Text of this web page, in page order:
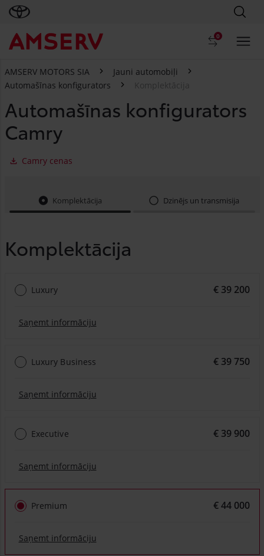
0
AMSERV MOTORS SIA
Jauni automobiļi
Automašīnas konfigurators
Komplektācija
Automašīnas konfigurators
Camry
Camry cenas
Komplektācija Dzinējs un transmisija
Komplektācija
Luxury € 39 200
Saņemt informāciju
Luxury Business € 39 750
Saņemt informāciju
Executive € 39 900
Saņemt informāciju
Premium € 44 000
Saņemt informāciju